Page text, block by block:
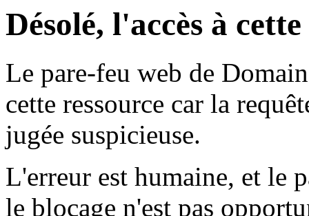
Désolé, l'accès à
Le pare-feu web de
cette ressource car la
jugée suspicieuse.
L'erreur est humaine, et le
le blocage n'est pas